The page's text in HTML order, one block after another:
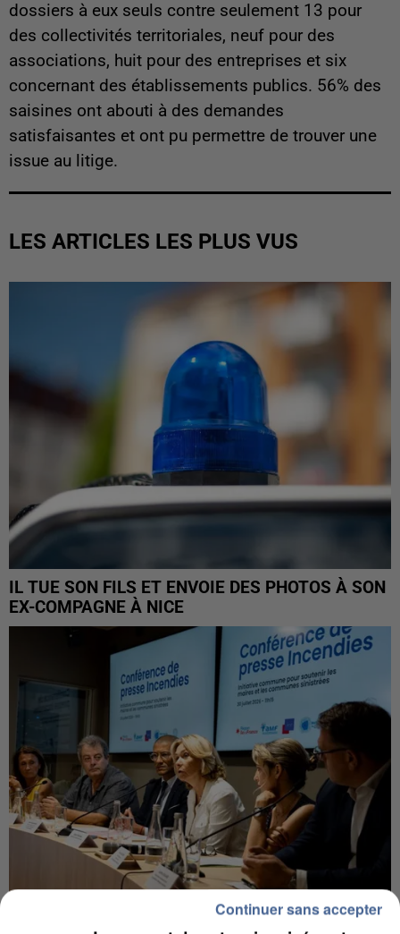
dossiers à eux seuls contre seulement 13 pour
des collectivités territoriales, neuf pour des
associations, huit pour des entreprises et six
concernant des établissements publics. 56% des
saisines ont abouti à des demandes
satisfaisantes et ont pu permettre de trouver une
issue au litige.
LES ARTICLES LES PLUS VUS
IL TUE SON FILS ET ENVOIE DES PHOTOS À SON
EX-COMPAGNE À NICE
Continuer sans accepter